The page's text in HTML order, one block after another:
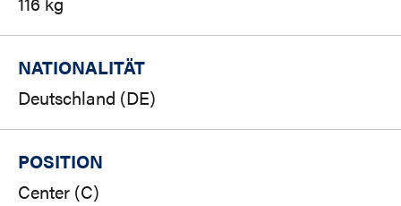
NATIONALITÄT
Deutschland (DE)
POSITION
Center (C)